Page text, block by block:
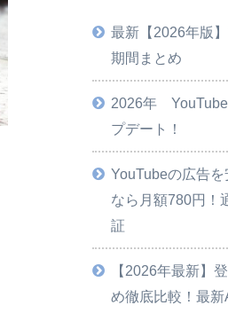
最新【2026年版
期間まとめ
2026年 YouTube
プデート！
YouTubeの広告
なら月額780円！
証
【2026年最新】
め徹底比較！最